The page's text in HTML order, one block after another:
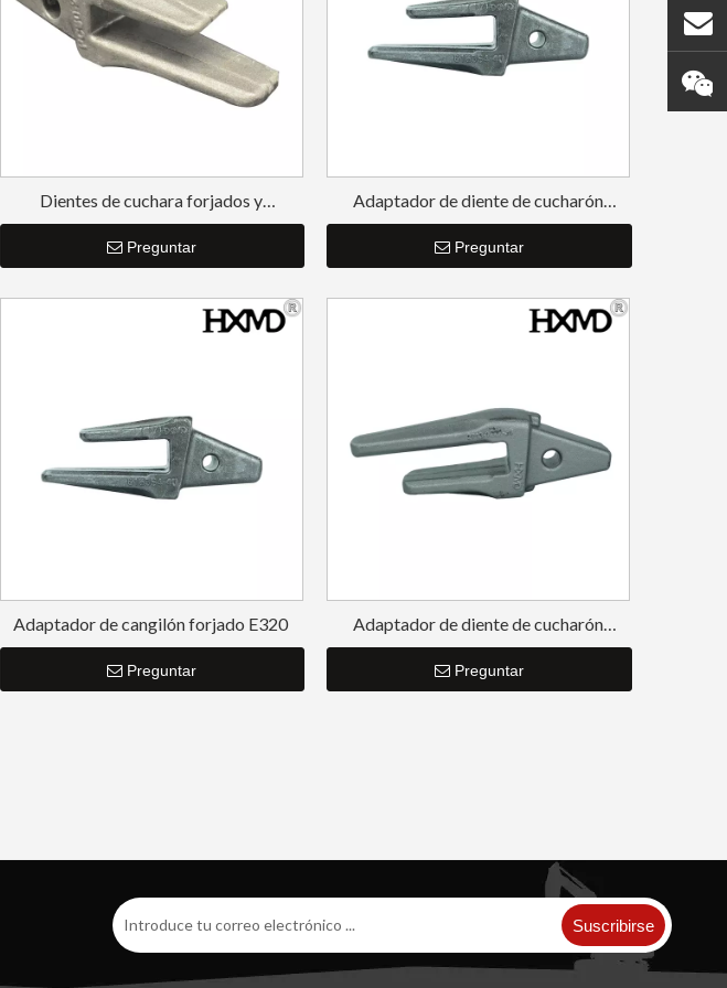
Dientes de cuchara forjados y
adaptador PC60
Preguntar
Adaptador de diente de cucharón
personalizado para excavadora de
servicio pesado CAT E320
Preguntar
Adaptador de cangilón forjado E320
Preguntar
Adaptador de diente de cucharón
duradero para excavadora de acero
aleado
Preguntar
Suscribirse